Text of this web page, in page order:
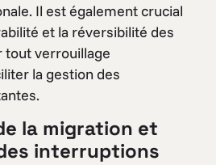
Il est également crucial
et la réversibilité des
tout verrouillage
la gestion des
la migration et
interruptions